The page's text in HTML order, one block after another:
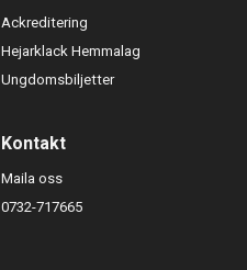
Ackreditering
Hejarklack Hemmalag
Ungdomsbiljetter
Kontakt
Maila oss
0732-717665